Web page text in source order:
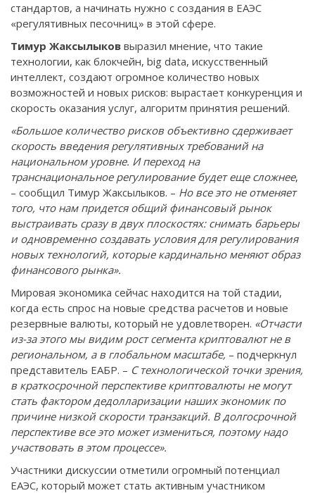
стандартов, а начинать нужно с создания в ЕАЭС
«регулятивных песочниц» в этой сфере.
Тимур Жаксылыков выразил мнение, что такие
технологии, как блокчейн, big data, искусственный
интеллект, создают огромное количество новых
возможностей и новых рисков: вырастает конкуренция и
скорость оказания услуг, алгоритм принятия решений.
«Большое количество рисков объективно сдерживает
скорость введения регулятивных требований на
национальном уровне. И переход на
транснациональное регулирование будет еще сложнее,
– сообщил Тимур Жаксылыков. – Но все это не отменяет
того, что нам придется общий финансовый рынок
выстраивать сразу в двух плоскостях: снимать барьеры
и одновременно создавать условия для регулирования
новых технологий, которые кардинально меняют образ
финансового рынка».
Мировая экономика сейчас находится на той стадии,
когда есть спрос на новые средства расчетов и новые
резервные валюты, который не удовлетворен. «Отчасти
из-за этого мы видим рост сегмента криптовалют не в
региональном, а в глобальном масштабе, – подчеркнул
представитель ЕАБР. – С технологической точки зрения,
в краткосрочной перспективе криптовалюты не могут
стать фактором дедолларизации наших экономик по
причине низкой скорости транзакций. В долгосрочной
перспективе все это может измениться, поэтому надо
участвовать в этом процессе».
Участники дискуссии отметили огромный потенциал
ЕАЭС, который может стать активным участником